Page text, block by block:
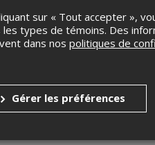
politiques et de
Il est également directeur
sur « Tout accepter »,
les types de témoins. Des
dans nos politiques de
Gérer les préférences